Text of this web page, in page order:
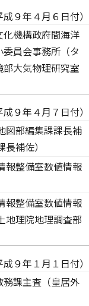
成９年４月６日付）
機構政府間海洋
員会事務所（タ
大気物理研究室
成９年４月７日付）
図部編集課課長補
補佐）
報整備室数値情報
報整備室数値情報
地理院地理調査部
成９年１月１日付）
課主査（皇居外